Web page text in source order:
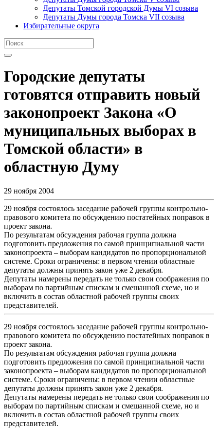
Депутаты Томской городской Думы VI созыва
Депутаты Думы города Томска VII созыва
Избирательные округа
Городские депутаты
готовятся отправить новый
законопроект Закона «О
муниципальных выборах в
Томской области» в
областную Думу
29 ноября 2004
29 ноября состоялось заседание рабочей группы контрольно-
правового комитета по обсуждению постатейных поправок в
проект закона.
По результатам обсуждения рабочая группа должна
подготовить предложения по самой принципиальной части
законопроекта – выборам кандидатов по пропорциональной
системе. Сроки ограничены: в первом чтении областные
депутаты должны принять закон уже 2 декабря.
Депутаты намерены передать не только свои соображения по
выборам по партийным спискам и смешанной схеме, но и
включить в состав областной рабочей группы своих
представителей.
29 ноября состоялось заседание рабочей группы контрольно-
правового комитета по обсуждению постатейных поправок в
проект закона.
По результатам обсуждения рабочая группа должна
подготовить предложения по самой принципиальной части
законопроекта – выборам кандидатов по пропорциональной
системе. Сроки ограничены: в первом чтении областные
депутаты должны принять закон уже 2 декабря.
Депутаты намерены передать не только свои соображения по
выборам по партийным спискам и смешанной схеме, но и
включить в состав областной рабочей группы своих
представителей.